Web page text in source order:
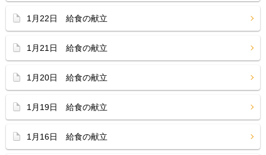
1月22日 給食の献立
1月21日 給食の献立
1月20日 給食の献立
1月19日 給食の献立
1月16日 給食の献立